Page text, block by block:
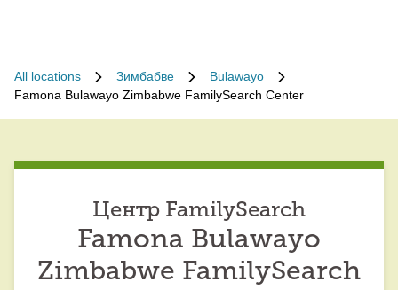
All locations Зимбабве
Bulawayo
Famona Bulawayo Zimbabwe FamilySearch Center
Центр FamilySearch
Famona Bulawayo
Zimbabwe FamilySearch